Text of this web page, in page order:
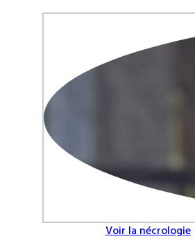
Voir la nécrologie